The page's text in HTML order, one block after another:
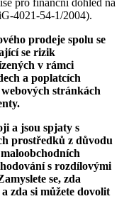
4021-54-1/2004).
prodeje spolu se
se rizik
v rámci
a poplatcích
stránkách
a jsou spjaty s
prostředků z důvodu
s rozdílovými
se, zda
zda si můžete dovolit